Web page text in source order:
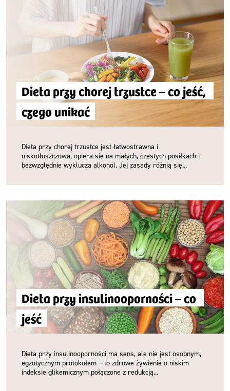
Dieta przy chorej trzustce – co jeść,
czego unikać
Dieta przy chorej trzustce jest łatwostrawna i
niskotłuszczowa, opiera się na małych, częstych posiłkach i
bezwzględnie wyklucza alkohol. Jej zasady różnią się...
Dieta przy insulinooporności – co
jeść
Dieta przy insulinooporności ma sens, ale nie jest osobnym,
egzotycznym protokołem – to zdrowe żywienie o niskim
indeksie glikemicznym połączone z redukcją...